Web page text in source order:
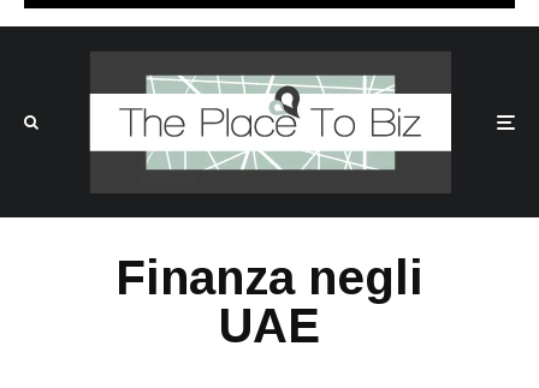
Finanza negli
UAE